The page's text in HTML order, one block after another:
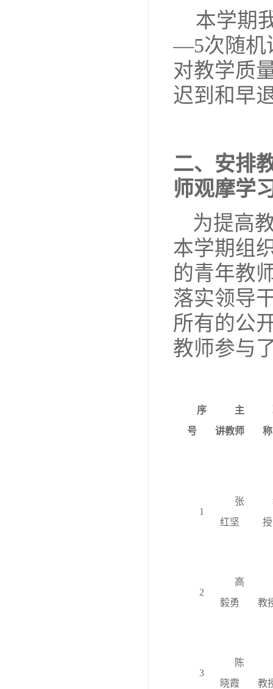
本学期
—5次随机
对教学质
迟到和早
二、 安排
师观摩学
为提高
本学期组
的青年教
落实领导
所有的公
教师参与
序
号
主
讲教师
称
1
张
红坚
授
2
高
毅勇
教
3
陈
晓霞
教